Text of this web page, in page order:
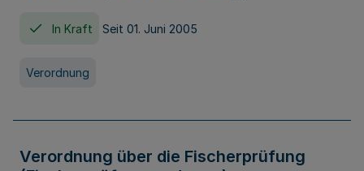
In Kraft Seit 01. Juni 2005
Verordnung
Verordnung über die Fischerprüfung